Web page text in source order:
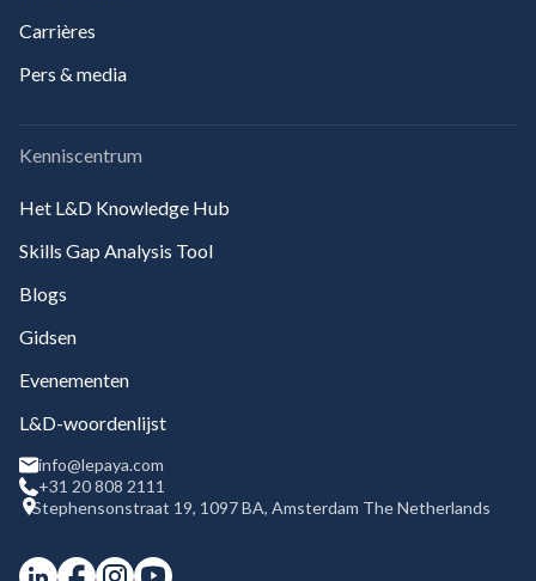
Carrières
Pers & media
Kenniscentrum
Het L&D Knowledge Hub
Skills Gap Analysis Tool
Blogs
Gidsen
Evenementen
L&D-woordenlijst
info@lepaya.com
+31 20 808 2111
Stephensonstraat 19, 1097 BA, Amsterdam The Netherlands